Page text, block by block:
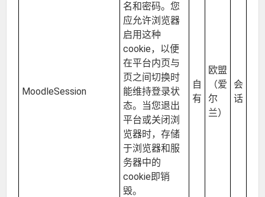
MoodleSession
名和密码。您
应允许浏览器
启用这种
cookie，以便
在平台内页与
页之间切换时
能维持登录状
态。当您退出
平台或关闭浏
览器时，存储
于浏览器和服
务器中的
cookie即销
毁。
自
有
欧盟
（爱
尔
兰）
会
话